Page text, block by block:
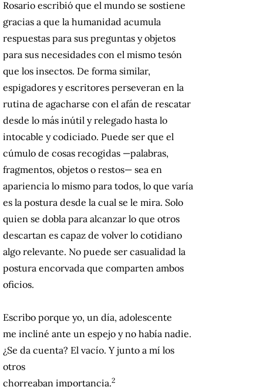
Rosario escribió que el mundo se sostiene
gracias a que la humanidad acumula
respuestas para sus preguntas y objetos
para sus necesidades con el mismo tesón
que los insectos. De forma similar,
espigadores y escritores perseveran en la
rutina de agacharse con el afán de rescatar
desde lo más inútil y relegado hasta lo
intocable y codiciado. Puede ser que el
cúmulo de cosas recogidas —palabras,
fragmentos, objetos o restos— sea en
apariencia lo mismo para todos, lo que varía
es la postura desde la cual se le mira. Solo
quien se dobla para alcanzar lo que otros
descartan es capaz de volver lo cotidiano
algo relevante. No puede ser casualidad la
postura encorvada que comparten ambos
oficios.
Escribo porque yo, un día, adolescente
me incliné ante un espejo y no había nadie.
¿Se da cuenta? El vacío. Y junto a mí los
otros
chorreaban importancia.2